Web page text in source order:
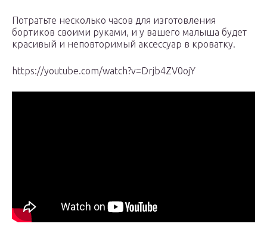
Потратьте несколько часов для изготовления
бортиков своими руками, и у вашего малыша будет
красивый и неповторимый аксессуар в кроватку.
https://youtube.com/watch?v=Drjb4ZV0ojY